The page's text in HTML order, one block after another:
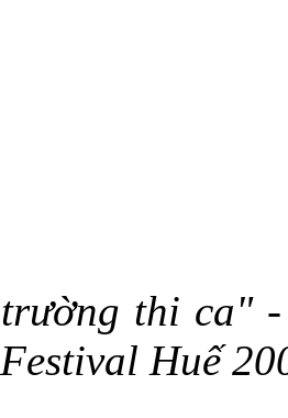
thi ca"
Huế